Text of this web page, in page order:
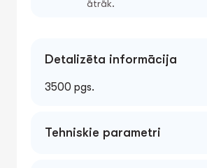
ātrāk.
Detalizēta informācija
3500 pgs.
Tehniskie parametri